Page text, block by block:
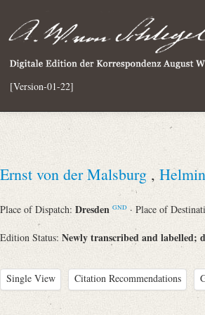
[Version-01-22]
Ernst von der Malsburg ,
Place of Dispatch: Dresden GND · Place of
Edition Status: Newly transcribed and labelled;
Single View Citation Recommendations